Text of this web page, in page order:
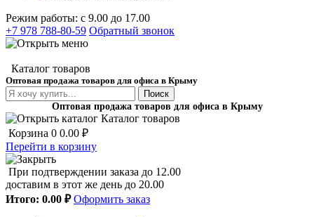
Режим работы: с 9.00 до 17.00
+7 978 788-80-59 Обратный звонок
Каталог товаров
Оптовая продажа товаров для офиса в Крыму
Поиск
Оптовая продажа товаров для офиса в Крыму
Каталог товаров
Корзина 0 0.00 ₽
Перейти в корзину
При подтверждении заказа до 12.00
доставим в этот же день до 20.00
Итого: 0.00 ₽ Оформить заказ